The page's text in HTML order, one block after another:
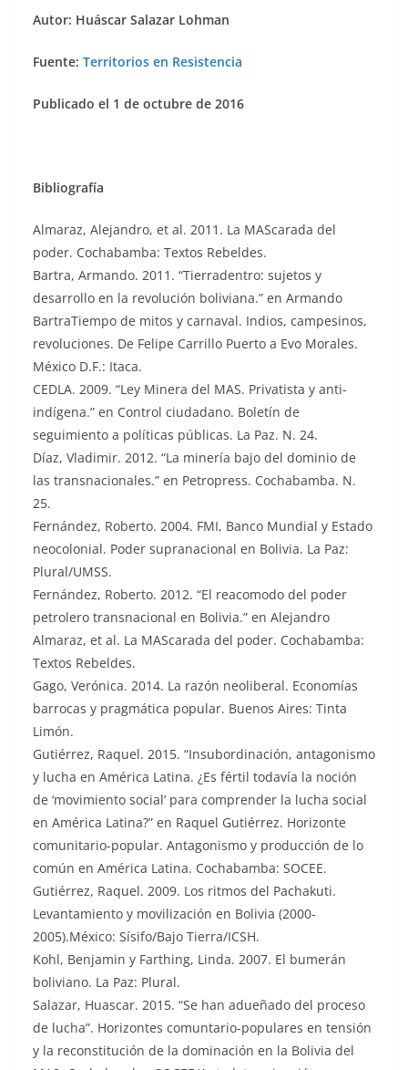
Autor: Huáscar Salazar Lohman
Fuente: Territorios en Resistencia
Publicado el 1 de octubre de 2016
Bibliografía
Almaraz, Alejandro, et al. 2011. La MAScarada del
poder. Cochabamba: Textos Rebeldes.
Bartra, Armando. 2011. “Tierradentro: sujetos y
desarrollo en la revolución boliviana.” en Armando
BartraTiempo de mitos y carnaval. Indios, campesinos,
revoluciones. De Felipe Carrillo Puerto a Evo Morales.
México D.F.: Itaca.
CEDLA. 2009. “Ley Minera del MAS. Privatista y anti-
indígena.” en Control ciudadano. Boletín de
seguimiento a políticas públicas. La Paz. N. 24.
Díaz, Vladimir. 2012. “La minería bajo del dominio de
las transnacionales.” en Petropress. Cochabamba. N.
25.
Fernández, Roberto. 2004. FMI, Banco Mundial y Estado
neocolonial. Poder supranacional en Bolivia. La Paz:
Plural/UMSS.
Fernández, Roberto. 2012. “El reacomodo del poder
petrolero transnacional en Bolivia.” en Alejandro
Almaraz, et al. La MAScarada del poder. Cochabamba:
Textos Rebeldes.
Gago, Verónica. 2014. La razón neoliberal. Economías
barrocas y pragmática popular. Buenos Aires: Tinta
Limón.
Gutiérrez, Raquel. 2015. “Insubordinación, antagonismo
y lucha en América Latina. ¿Es fértil todavía la noción
de ‘movimiento social’ para comprender la lucha social
en América Latina?” en Raquel Gutiérrez. Horizonte
comunitario-popular. Antagonismo y producción de lo
común en América Latina. Cochabamba: SOCEE.
Gutiérrez, Raquel. 2009. Los ritmos del Pachakuti.
Levantamiento y movilización en Bolivia (2000-
2005).México: Sísifo/Bajo Tierra/ICSH.
Kohl, Benjamin y Farthing, Linda. 2007. El bumerán
boliviano. La Paz: Plural.
Salazar, Huascar. 2015. “Se han adueñado del proceso
de lucha”. Horizontes comuntario-populares en tensión
y la reconstitución de la dominación en la Bolivia del